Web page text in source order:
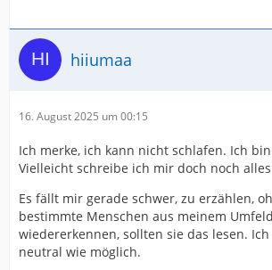
hiiumaa
16. August 2025 um 00:15
Ich merke, ich kann nicht schlafen. Ich
Vielleicht schreibe ich mir doch noch
Es fällt mir gerade schwer, zu erzählen,
bestimmte Menschen aus meinem
wiedererkennen, sollten sie das lesen.
neutral wie möglich.